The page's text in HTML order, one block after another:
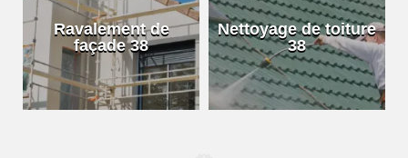
Ravalement de
façade 38
Nettoyage de toiture
38